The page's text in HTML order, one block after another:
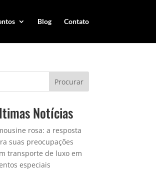
Blog Contato
Procurar
Notícias
rosa: a resposta
suas preocupações
transporte de luxo em
especiais